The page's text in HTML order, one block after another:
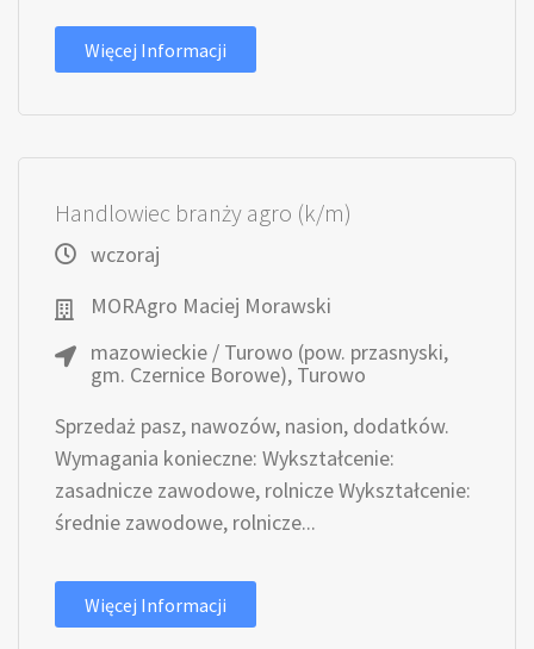
Więcej Informacji
Handlowiec branży agro (k/m)
wczoraj
MORAgro Maciej Morawski
mazowieckie / Turowo (pow. przasnyski,
gm. Czernice Borowe), Turowo
Sprzedaż pasz, nawozów, nasion, dodatków.
Wymagania konieczne: Wykształcenie:
zasadnicze zawodowe, rolnicze Wykształcenie:
średnie zawodowe, rolnicze...
Więcej Informacji